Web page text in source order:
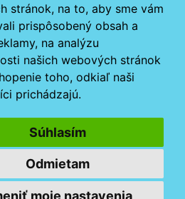
stránok, na to, aby sme vám
prispôsobený obsah a
na analýzu
našich webových stránok
toho, odkiaľ naši
prichádzajú.
Súhlasím
Odmietam
moje nastavenia
313
dni od 8. do 17. hod.